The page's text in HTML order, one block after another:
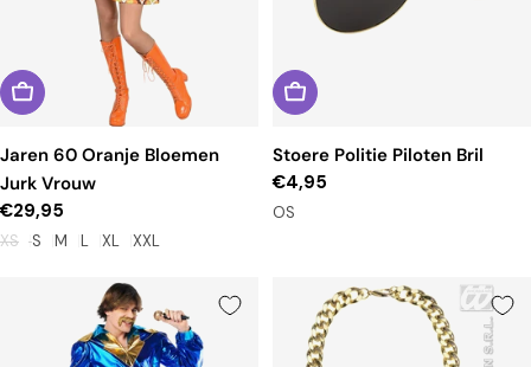
Jaren 60 Oranje Bloemen
Jurk Vrouw
Reguliere
prijs
€29,95
XS S M L XL XXL
Stoere Politie Piloten Bril
Reguliere
prijs
€4,95
OS